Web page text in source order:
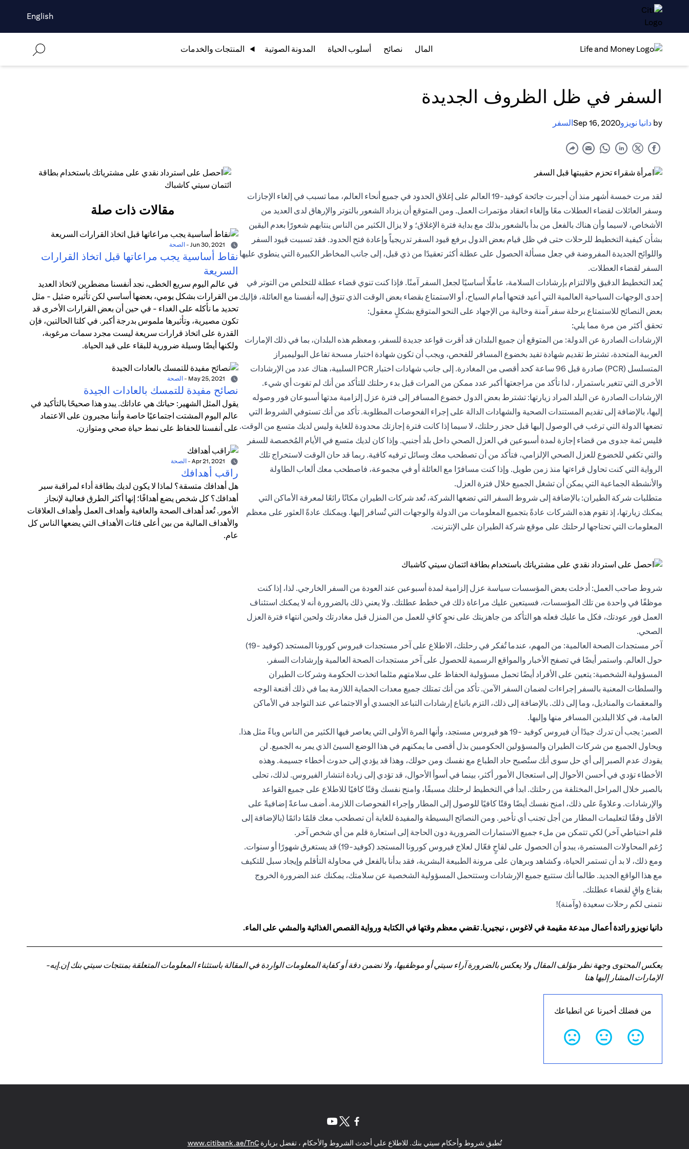
English
المال نصائح أسلوب الحياة المدونة الصوتية المنتجات والخدمات
السفر في ظل الظروف الجديدة
by دانيا نويزوSep 16, 2020السفر
لقد مرت خمسة أشهر منذ أن أجبرت جائحة كوفيد-19 العالم على إغلاق الحدود في جميع أنحاء العالم، مما تسبب في إلغاء الإجازات
وسفر العائلات لقضاء العطلات معًا وإلغاء انعقاد مؤتمرات العمل. ومن المتوقع أن يزداد الشعور بالتوتر والإرهاق لدى العديد من
الأشخاص، لاسيما وأن هناك بالفعل من بدأ بالشعور بذلك مع بداية فترة الإغلاق؛ و لا يزال الكثير من الناس ينتابهم شعورًا بعدم اليقين
بشأن كيفية التخطيط للرحلات حتى في ظل قيام بعض الدول برفع قيود السفر تدريجياً وإعادة فتح الحدود. فقد تسببت قيود السفر
واللوائح الجديدة المفروضة في جعل مسألة الحصول على عطلة أكثر تعقيدًا من ذي قبل، إلى جانب المخاطر الكبيرة التي ينطوي عليها
السفر لقضاء العطلات.
يُعد التخطيط الدقيق والالتزام بإرشادات السلامة، عاملًا أساسيًا لجعل السفر آمنًا. فإذا كنت تنوي قضاء عطلة للتخلص من التوتر في
إحدى الوجهات السياحية العالمية التي أعيد فتحها أمام السياح، أو الاستمتاع بقضاء بعض الوقت الذي تتوق إليه أنفسنا مع العائلة، فإليك
بعض النصائح للاستمتاع برحلة سفر آمنة وخالية من الإجهاد على النحو المتوقع بشكلٍ معقول:
تحقق أكثر من مرة مما يلي:
الإرشادات الصادرة عن الدولة: من المتوقع أن جميع البلدان قد أقرت قواعد جديدة للسفر، ومعظم هذه البلدان، بما في ذلك الإمارات
العربية المتحدة، تشترط تقديم شهادة تفيد بخضوع المسافر للفحص، ويجب أن تكون شهادة اختبار مسحة تفاعل البوليميراز
المتسلسل (PCR) صادرة قبل 96 ساعة كحد أقصى من المغادرة. إلى جانب شهادات اختبار PCR السلبية، هناك عدد من الإرشادات
الأخرى التي تتغير باستمرار ، لذا تأكد من مراجعتها أكبر عدد ممكن من المرات قبل بدء رحلتك للتأكد من أنك لم تفوت أي شيء.
الإرشادات الصادرة عن البلد المراد زيارتها: تشترط بعض الدول خضوع المسافر إلى فترة عزل إلزامية مدتها أسبوعان فور وصوله
إليها، بالإضافة إلى تقديم المستندات الصحية والشهادات الدالة على إجراء الفحوصات المطلوبة. تأكد من أنك تستوفي الشروط التي
تضعها الدولة التي ترغب في الوصول إليها قبل حجز رحلتك، لا سيما إذا كانت فترة إجازتك محدودة للغاية وليس لديك متسع من الوقت.
فليس ثمة جدوى من قضاء إجازة لمدة أسبوعين في العزل الصحي داخل بلد أجنبي. وإذا كان لديك متسع في الأيام المُخصصة للسفر
والتي تكفي للخضوع للعزل الصحي الإلزامي، فتأكد من أن تصطحب معك وسائل ترفيه كافية. ربما قد حان الوقت لاستخراج تلك
الرواية التي كنت تحاول قراءتها منذ زمن طويل. وإذا كنت مسافرًا مع العائلة أو في مجموعة، فاصطحب معك ألعاب الطاولة
والأنشطة الجماعية التي يمكن أن تشغل الجميع خلال فترة العزل.
متطلبات شركة الطيران: بالإضافة إلى شروط السفر التي تضعها الشركة، تُعد شركات الطيران مكانًا رائعًا لمعرفة الأماكن التي
يمكنك زيارتها، إذ تقوم هذه الشركات عادةً بتجميع المعلومات من الدولة والوجهات التي تُسافر إليها. ويمكنك عادةً العثور على معظم
المعلومات التي تحتاجها لرحلتك على موقع شركة الطيران على الإنترنت.
شروط صاحب العمل: أدخلت بعض المؤسسات سياسة عزل إلزامية لمدة أسبوعين عند العودة من السفر الخارجي. لذا، إذا كنت
موظفًا في واحدة من تلك المؤسسات، فسيتعين عليك مراعاة ذلك في خطط عطلتك. ولا يعني ذلك بالضرورة أنه لا يمكنك استئناف
العمل فور عودتك، فكل ما عليك فعله هو التأكد من جاهزيتك على نحوٍ كافٍ للعمل من المنزل قبل مغادرتك ولحين انتهاء فترة العزل
الصحي.
آخر مستجدات الصحة العالمية: من المهم، عندما تُفكر في رحلتك، الاطلاع على آخر مستجدات فيروس كورونا المستجد (كوفيد -19)
حول العالم. واستمر أيضًا في تصفح الأخبار والمواقع الرسمية للحصول على آخر مستجدات الصحة العالمية وإرشادات السفر.
المسؤولية الشخصية: يتعين على الأفراد أيضًا تحمل مسؤولية الحفاظ على سلامتهم مثلما اتخذت الحكومة وشركات الطيران
والسلطات المعنية بالسفر إجراءات لضمان السفر الآمن. تأكد من أنك تمتلك جميع معدات الحماية اللازمة بما في ذلك أقنعة الوجه
والمعقمات والمناديل، وما إلى ذلك. بالإضافة إلى ذلك، التزم باتباع إرشادات التباعد الجسدي أو الاجتماعي عند التواجد في الأماكن
العامة، في كلا البلدين المسافر منها وإليها.
الصبر: يجب أن تدرك جيدًا أن فيروس كوفيد -19 هو فيروس مستجد، وأنها المرة الأولى التي يعاصر فيها الكثير من الناس وباءً مثل هذا.
ويحاول الجميع من شركات الطيران والمسؤولين الحكوميين بذل أقصى ما يمكنهم في هذا الوضع السيئ الذي يمر به الجميع. لن
يقودك عدم الصبر إلى أي حل سوى أنك ستُصبح حاد الطباع مع نفسك ومن حولك، وهذا قد يؤدي إلى حدوث أخطاء جسيمة. وهذه
الأخطاء تؤدي في أحسن الأحوال إلى استعجال الأمور أكثر، بينما في أسوأ الأحوال، قد تؤدي إلى زيادة انتشار الفيروس. لذلك، تحلى
بالصبر خلال المراحل المختلفة من رحلتك. ابدأ في التخطيط لرحلتك مسبقًا، وامنح نفسك وقتًا كافيًا للاطلاع على جميع القواعد
والإرشادات. وعلاوةً على ذلك، امنح نفسك أيضًا وقتًا كافيًا للوصول إلى المطار وإجراء الفحوصات اللازمة. أضف ساعةً إضافيةً على
الأقل وفقًا لتعليمات المطار من أجل تجنب أي تأخير. ومن النصائح البسيطة والمفيدة للغاية أن تصطحب معك قلمًا دائمًا (بالإضافة إلى
قلم احتياطي آخر) لكي تتمكن من ملء جميع الاستمارات الضرورية دون الحاجة إلى استعارة قلم من أي شخص آخر.
رُغم المحاولات المستمرة، يبدو أن الحصول على لقاحٍ فعّال لعلاج فيروس كورونا المستجد (كوفيد-19) قد يستغرق شهورًا أو سنوات.
ومع ذلك، لا بد أن تستمر الحياة، وكشاهد وبرهان على مرونة الطبيعة البشرية، فقد بدأنا بالفعل في محاولة التأقلم وإيجاد سبل للتكيف
مع هذا الواقع الجديد. طالما أنك ستتبع جميع الإرشادات وستتحمل المسؤولية الشخصية عن سلامتك، يمكنك عند الضرورة الخروج
بقناع واقٍ لقضاء عطلتك.
نتمنى لكم رحلات سعيدة (وآمنة)!
مقالات ذات صلة
- الصحة
نقاط أساسية يجب مراعاتها قبل اتخاذ القرارات
السريعة
في عالم اليوم سريع الخطى، نجد أنفسنا مضطرين لاتخاذ العديد
من القرارات بشكل يومي، بعضها أساسي لكن تأثيره ضئيل - مثل
تحديد ما نأكله على الغداء - في حين أن بعض القرارات الأخرى قد
تكون مصيرية، وتأثيرها ملموس بدرجة أكبر. في كلتا الحالتين، فإن
القدرة على اتخاذ قرارات سريعة ليست مجرد سمات مرغوبة،
ولكنها أيضًا وسيلة ضرورية للبقاء على قيد الحياة.
- الصحة
نصائح مفيدة للتمسك بالعادات الجيدة
يقول المثل الشهير: حياتك هي عاداتك. يبدو هذا صحيحًا بالتأكيد في
عالم اليوم المشتت اجتماعيًا خاصة وأننا مجبرون على الاعتماد
على أنفسنا للحفاظ على نمط حياة صحي ومتوازن.
- الصحة
راقب أهدافك
هل أهدافك متسقة؟ لماذا لا يكون لديك بطاقة أداء لمراقبة سير
أهدافك؟ كل شخص يضع أهدافًا؛ إنها أكثر الطرق فعالية لإنجاز
الأمور. تُعد أهداف الصحة والعافية وأهداف العمل وأهداف العلاقات
والأهداف المالية من بين أعلى فئات الأهداف التي يضعها الناس كل
عام.
دانيا نويزو رائدة أعمال مبدعة مقيمة في لاغوس ، نيجيريا. تقضي معظم وقتها في الكتابة ورواية القصص الغذائية والمشي على الماء.
يعكس المحتوى وجهة نظر مؤلف المقال ولا يعكس بالضرورة آراء سيتي أو موظفيها، ولا نضمن دقة أو كفاية المعلومات الواردة في المقالة باستثناء المعلومات المتعلقة بمنتجات سيتي بنك إن.إيه-
الإمارات المشار إليها هنا
من فضلك أخبرنا عن انطباعك
تُطبق شروط وأحكام سيتي بنك. للاطلاع على أحدث الشروط والأحكام ، تفضل بزيارةwww.citibank.ae/TnC
(opens in a new tab)